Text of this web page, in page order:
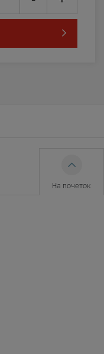
На почеток